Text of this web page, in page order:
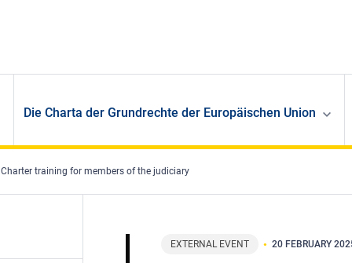
Die Charta der Grundrechte der Europäischen Union
Charter training for members of the judiciary
EXTERNAL EVENT 20 FEBRUARY